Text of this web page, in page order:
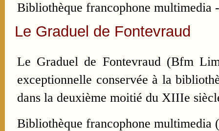
Bibliothèque francophone
Le Graduel de Fontevraud
Le Graduel de Fontevraud (Bfm
exceptionnelle conservée à la
dans la deuxième moitié du XIIIe
Bibliothèque francophone multimedia